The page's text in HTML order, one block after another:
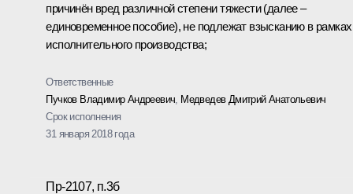
причинён вред различной степени тяжести (далее –
единовременное пособие), не подлежат взысканию в рамках
исполнительного производства;
Ответственные
Пучков Владимир Андреевич Медведев Дмитрий Анатольевич
Срок исполнения
31 января 2018 года
Пр-2107, п.3б